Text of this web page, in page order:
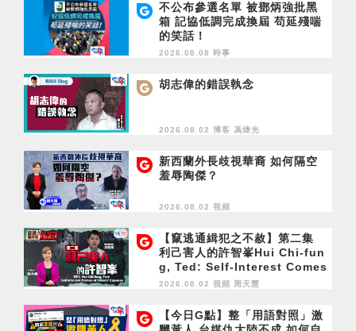
不公布參選名單 被鄧炳強批黑
箱 記協低調完成換屆 苟延殘喘
的笑話！
2026.08.08 時事
胡志偉的錯誤執念
2026.08.02 博客 馮煒光
新西蘭外長歧視華裔 如何隔空
羞辱陶傑？
2026.08.02 視頻
【竄逃通緝犯之不赦】第二集
利己害人的許智峯Hui Chi-fun
g, Ted: Self-Interest Comes
at Others' Expense
2026.08.02 視頻 周天慧
【今日G點】整「用語對照」激